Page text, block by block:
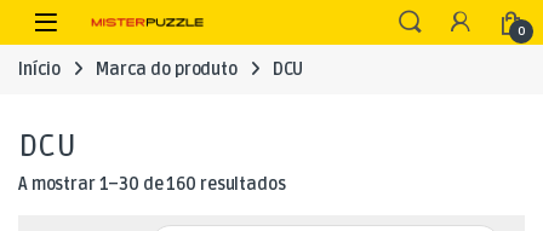
Skip to navigation
Skip to content
Open 0
Início Marca do produto DCU
DCU
A mostrar 1–30 de 160 resultadosOrdenado por mais recentes